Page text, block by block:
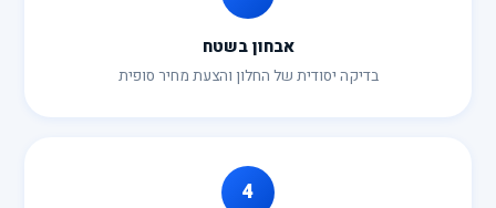
אבחון בשטח
בדיקה יסודית של החלון והצעת מחיר סופית
4